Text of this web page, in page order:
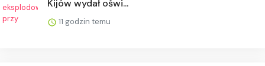
Kijów wydał oświ...
11 godzin temu